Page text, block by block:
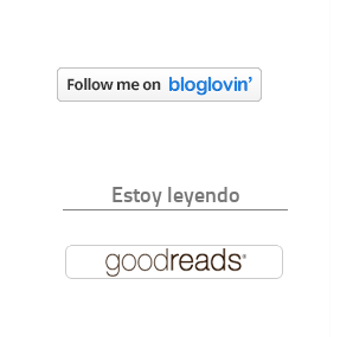
Estoy leyendo